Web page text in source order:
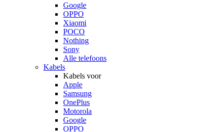
Google
OPPO
Xiaomi
POCO
Nothing
Sony
Alle telefoons
Kabels
Kabels voor
Apple
Samsung
OnePlus
Motorola
Google
OPPO